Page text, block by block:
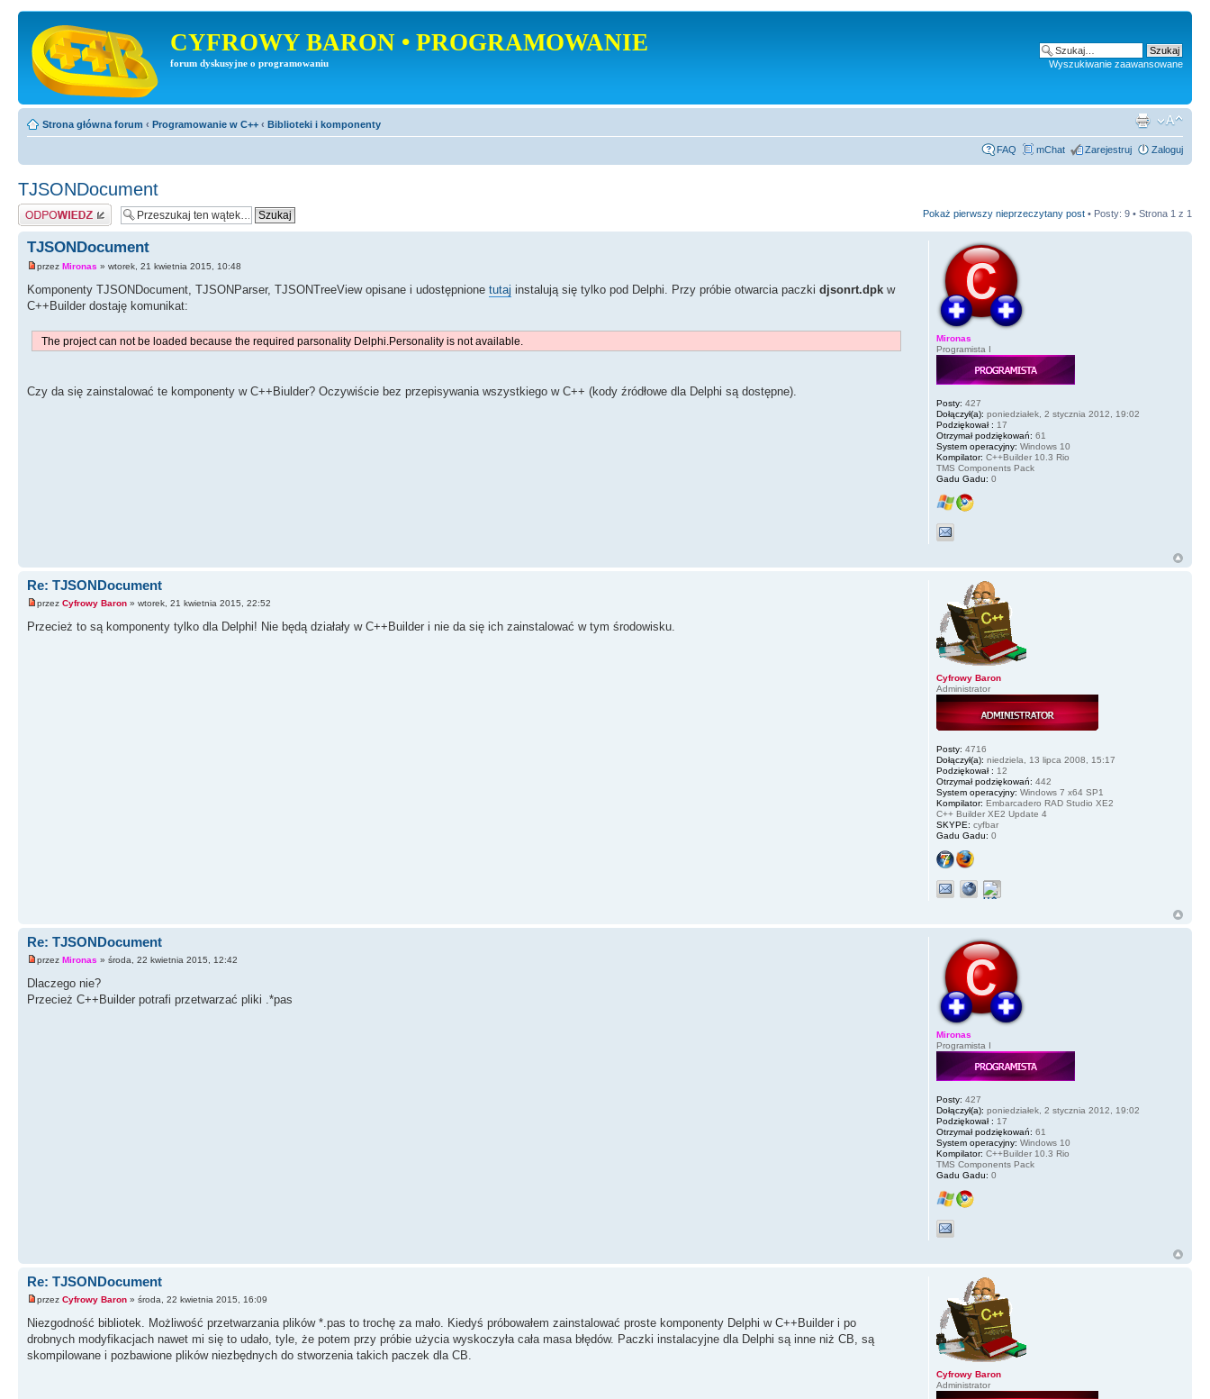
CYFROWY BARON • PROGRAMOWANIE
forum dyskusyjne o programowaniu Wyszukiwanie zaawansowane
Strona główna forum ‹ Programowanie w C++ ‹ Biblioteki i komponenty
FAQ mChat Zarejestruj Zaloguj
TJSONDocument
Odpowiedz Pokaż pierwszy nieprzeczytany post • Posty: 9 • Strona 1 z 1
TJSONDocument
przez Mironas » wtorek, 21 kwietnia 2015, 10:48
Komponenty TJSONDocument, TJSONParser, TJSONTreeView opisane i udostępnione tutaj instalują się tylko pod Delphi. Przy próbie otwarcia paczki djsonrt.dpk w
C++Builder dostaję komunikat:
The project can not be loaded because the required parsonality Delphi.Personality is not available.
Czy da się zainstalować te komponenty w C++Biulder? Oczywiście bez przepisywania wszystkiego w C++ (kody źródłowe dla Delphi są dostępne).
Mironas
Programista I
Posty: 427
Dołączył(a): poniedziałek, 2 stycznia 2012, 19:02
Podziękował : 17
Otrzymał podziękowań: 61
System operacyjny: Windows 10
Kompilator: C++Builder 10.3 Rio
TMS Components Pack
Gadu Gadu: 0
Re: TJSONDocument
przez Cyfrowy Baron » wtorek, 21 kwietnia 2015, 22:52
Przecież to są komponenty tylko dla Delphi! Nie będą działały w C++Builder i nie da się ich zainstalować w tym środowisku.
Cyfrowy Baron
Administrator
Posty: 4716
Dołączył(a): niedziela, 13 lipca 2008, 15:17
Podziękował : 12
Otrzymał podziękowań: 442
System operacyjny: Windows 7 x64 SP1
Kompilator: Embarcadero RAD Studio XE2
C++ Builder XE2 Update 4
SKYPE: cyfbar
Gadu Gadu: 0
Re: TJSONDocument
przez Mironas » środa, 22 kwietnia 2015, 12:42
Dlaczego nie?
Przecież C++Builder potrafi przetwarzać pliki .*pas
Mironas
Programista I
Posty: 427
Dołączył(a): poniedziałek, 2 stycznia 2012, 19:02
Podziękował : 17
Otrzymał podziękowań: 61
System operacyjny: Windows 10
Kompilator: C++Builder 10.3 Rio
TMS Components Pack
Gadu Gadu: 0
Re: TJSONDocument
przez Cyfrowy Baron » środa, 22 kwietnia 2015, 16:09
Niezgodność bibliotek. Możliwość przetwarzania plików *.pas to trochę za mało. Kiedyś próbowałem zainstalować proste komponenty Delphi w C++Builder i po
drobnych modyfikacjach nawet mi się to udało, tyle, że potem przy próbie użycia wyskoczyła cała masa błędów. Paczki instalacyjne dla Delphi są inne niż CB, są
skompilowane i pozbawione plików niezbędnych do stworzenia takich paczek dla CB.
Cyfrowy Baron
Administrator